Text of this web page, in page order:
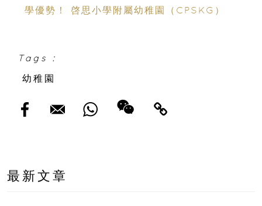
學優勢！ 啓思小學附屬幼稚園（CPSKG）
Tags :
幼稚園
最新文章